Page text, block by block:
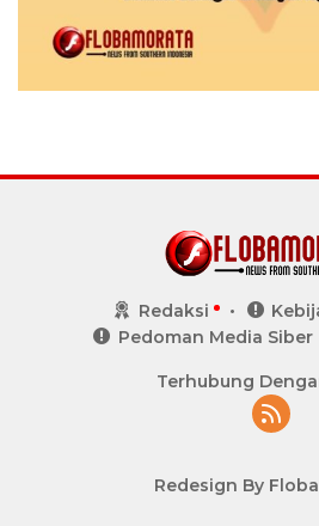
Redaksi
Pedoman Media Siber
Terhubung
Redesign By